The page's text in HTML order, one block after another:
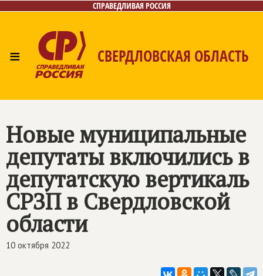
СПРАВЕДЛИВАЯ РОССИЯ
≡ СВЕРДЛОВСКАЯ ОБЛАСТЬ
Новые муниципальные
депутаты включились в
депутатскую вертикаль
СРЗП в Свердловской
области
10 октября 2022